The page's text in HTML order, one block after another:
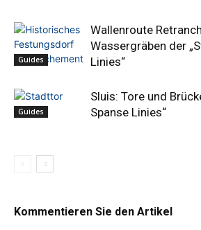
Guides
Wallenroute
Wassergräben der
Linies“
Guides
Sluis: Tore und
Spanse Linies“
Kommentieren Sie den Artikel